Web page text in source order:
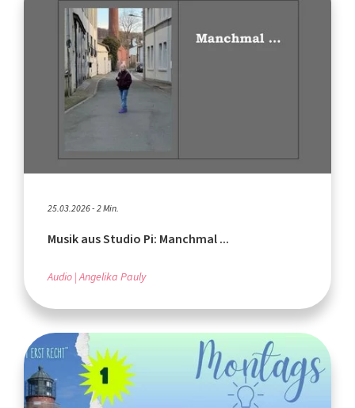
25.03.2026 - 2 Min.
Musik aus Studio Pi: Manchmal ...
Audio Angelika Pauly